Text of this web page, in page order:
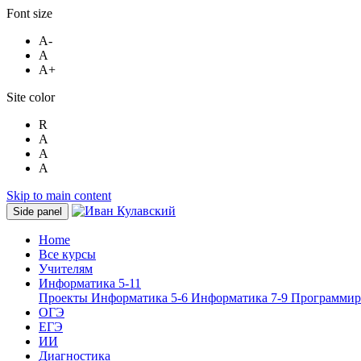
Font size
A-
A
A+
Site color
R
A
A
A
Skip to main content
Side panel
Home
Все курсы
Учителям
Информатика 5-11
Проекты Информатика 5-6 Информатика 7-9
ОГЭ
ЕГЭ
ИИ
Диагностика